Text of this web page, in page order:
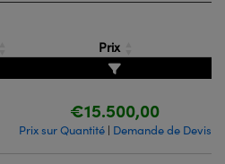
Prix
€15.500,00
Prix sur Quantité| Demande de Devis